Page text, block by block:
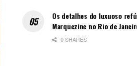
Os detalhes do luxuoso
Marquezine no Rio de
0 SHARES